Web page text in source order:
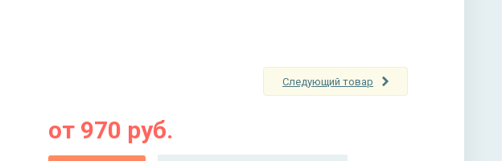
Следующий товар
от 970 руб.